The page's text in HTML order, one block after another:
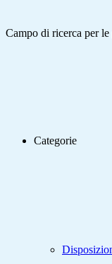
Campo di ricerca per
Categorie